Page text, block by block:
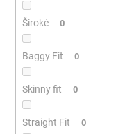
Široké 0
Baggy Fit 0
Skinny fit 0
Straight Fit 0